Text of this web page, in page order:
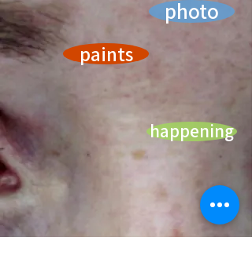
photo
paints
happening